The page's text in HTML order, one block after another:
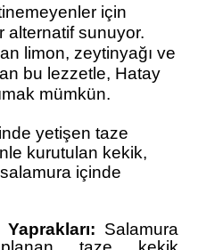
için
alternatif sunuyor.
limon, zeytinyağı ve
bu lezzetle, Hatay
mümkün.
yetişen taze
kurutulan kekik,
içinde
Salamura